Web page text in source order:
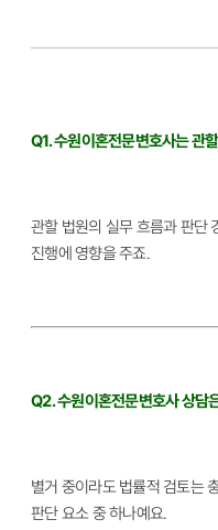
Q1. 수원이혼전문변호사는 관
관할 법원의 실무 흐름과 판단
진행에 영향을 주죠.
Q2. 수원이혼전문변호사 상담
별거 중이라도 법률적 검토는
판단 요소 중 하나예요.